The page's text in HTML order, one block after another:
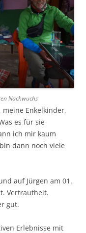
Nachwuchs
meine Enkelkinder,
es für sie
ich mir kaum
dann noch viele
auf Jürgen am 01.
Vertrautheit.
gut.
Erlebnisse mit